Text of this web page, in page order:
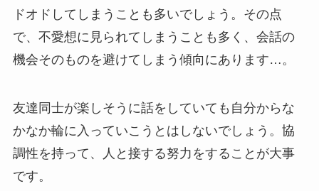
ドオドしてしまうことも多いでしょう。その点
で、不愛想に見られてしまうことも多く、会話の
機会そのものを避けてしまう傾向にあります…。
友達同士が楽しそうに話をしていても自分からな
かなか輪に入っていこうとはしないでしょう。協
調性を持って、人と接する努力をすることが大事
です。